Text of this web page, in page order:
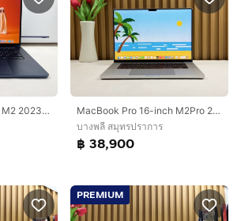
MacBook Air 15-inch M2 2023 Ram8GB SSD256GB Midningh
MacBook Pro 16-inch M2Pro 2023 Ram16GB SSD512GB Silver CPU 12-Core GPU 19-Core
บางพลี สมุทรปราการ
฿ 38,900
PREMIUM